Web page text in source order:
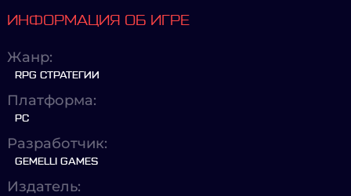
ИНФОРМАЦИЯ ОБ ИГРЕ
Жанр:
RPG СТРАТЕГИИ
Платформа:
PC
Разработчик:
GEMELLI GAMES
Издатель: